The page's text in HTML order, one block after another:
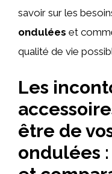
savoir sur les
ondulées et
qualité de vie
Les
être de
ondulées :